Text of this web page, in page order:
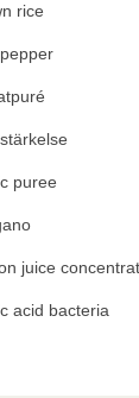
rice
puree
juice
acid bacteria